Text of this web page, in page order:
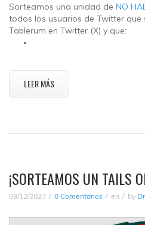
Sorteamos una unidad de NO
todos los usuarios de Twitter que
Tablerum en Twitter (X) y que:
LEER MÁS
¡SORTEAMOS UN TAILS
09/12/2023 0 Comentarios en by